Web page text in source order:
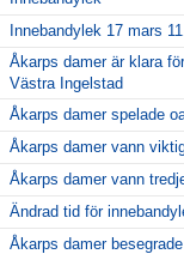
Innebandylek 17 mars
Åkarps damer är klara
Västra Ingelstad
Åkarps damer spelade
Åkarps damer vann
Åkarps damer vann
Ändrad tid för
Åkarps damer